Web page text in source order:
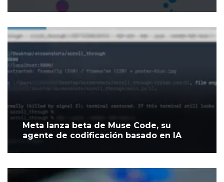
Meta lanza beta de Muse Code, su
agente de codificación basado en IA